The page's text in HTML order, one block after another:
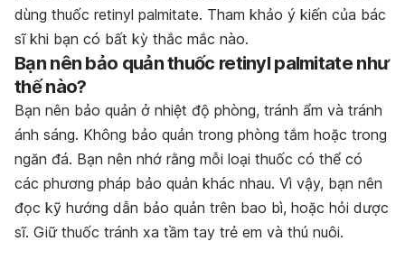
dùng thuốc retinyl palmitate. Tham khảo ý kiến của bác
sĩ khi bạn có bất kỳ thắc mắc nào.
Bạn nên bảo quản thuốc retinyl palmitate như
thế nào?
Bạn nên bảo quản ở nhiệt độ phòng, tránh ẩm và tránh
ánh sáng. Không bảo quản trong phòng tắm hoặc trong
ngăn đá. Bạn nên nhớ rằng mỗi loại thuốc có thể có
các phương pháp bảo quản khác nhau. Vì vậy, bạn nên
đọc kỹ hướng dẫn bảo quản trên bao bì, hoặc hỏi dược
sĩ. Giữ thuốc tránh xa tầm tay trẻ em và thú nuôi.